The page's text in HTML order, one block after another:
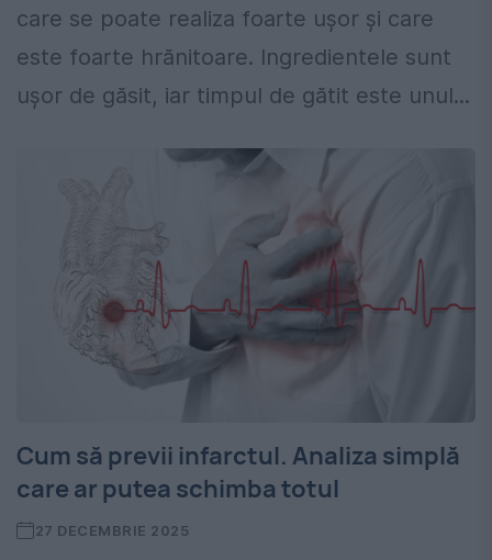
care se poate realiza foarte ușor și care
este foarte hrănitoare. Ingredientele sunt
ușor de găsit, iar timpul de gătit este unul...
Cum să previi infarctul. Analiza simplă
care ar putea schimba totul
27 DECEMBRIE 2025